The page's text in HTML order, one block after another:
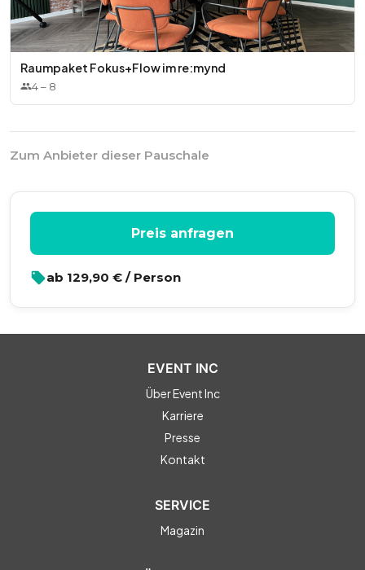
Raumpaket Fokus+Flow im re:mynd
4– 8
Zum Anbieter dieser Pauschale
Preis anfragen
ab 129,90 € / Person
EVENT INC
Über Event Inc
Karriere
Presse
Kontakt
SERVICE
Magazin